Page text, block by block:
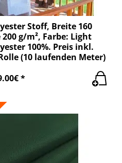
Stoff, Breite 160
g/m², Farbe: Light
100%. Preis inkl.
(10 laufenden Meter)
*